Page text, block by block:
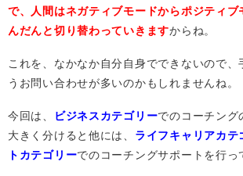
で、人間はネガティブモードからポジティ
んだんと切り替わっていきますからね。
これを、なかなか自分自身でできないので、
うお問い合わせが多いのかもしれませんね。
今回は、 ビジネスカテゴリーでのコーチング
大きく分けると他には、 ライフキャリアカテ
トカテゴリーでのコーチングサポートを行っ